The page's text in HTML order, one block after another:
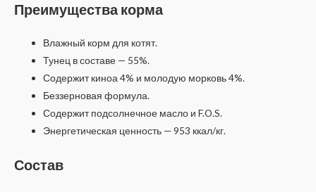
Преимущества корма
Влажный корм для котят.
Тунец в составе — 55%.
Содержит киноа 4% и молодую морковь 4%.
Беззерновая формула.
Содержит подсолнечное масло и F.O.S.
Энергетическая ценность — 953 ккал/кг.
Состав